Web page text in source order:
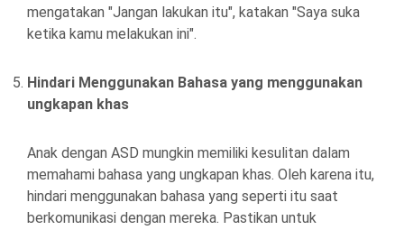
mengatakan "Jangan lakukan itu", katakan "Saya suka
ketika kamu melakukan ini".
Hindari Menggunakan Bahasa yang menggunakan
ungkapan khas
Anak dengan ASD mungkin memiliki kesulitan dalam
memahami bahasa yang ungkapan khas. Oleh karena itu,
hindari menggunakan bahasa yang seperti itu saat
berkomunikasi dengan mereka. Pastikan untuk